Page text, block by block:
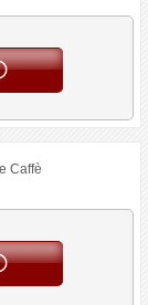
Caffè